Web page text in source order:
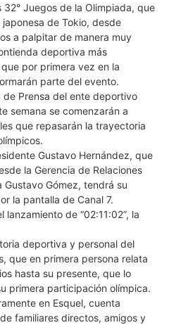
Juegos de la Olimpiada, que
de Tokio, desde
a palpitar de manera muy
deportiva más
por primera vez en la
parte del evento.
de Prensa del ente deportivo
semana se comenzarán a
que repasarán la trayectoria
Gustavo Hernández, que
la Gerencia de Relaciones
Gómez, tendrá su
la pantalla de Canal 7.
de “02:11:02”, la
deportiva y personal del
que en primera persona relata
hasta su presente, que lo
primera participación olímpica.
en Esquel, cuenta
familiares directos, amigos y